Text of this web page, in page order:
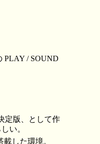
PLAY / SOUND
定版、として作
い。
した環境。